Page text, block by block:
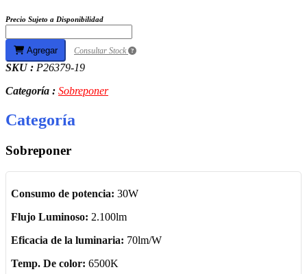
Precio Sujeto a Disponibilidad
Agregar Consultar Stock
SKU : P26379-19
Categoría : Sobreponer
Categoría
Sobreponer
Consumo de potencia: 30W
Flujo Luminoso: 2.100lm
Eficacia de la luminaria: 70lm/W
Temp. De color: 6500K